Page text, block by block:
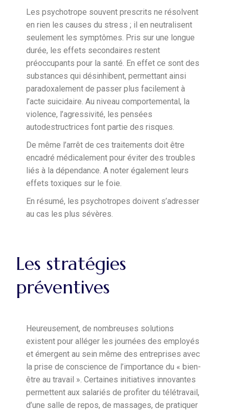
Les psychotrope souvent prescrits ne résolvent
en rien les causes du stress ; il en neutralisent
seulement les symptômes. Pris sur une longue
durée, les effets secondaires restent
préoccupants pour la santé. En effet ce sont des
substances qui désinhibent, permettant ainsi
paradoxalement de passer plus facilement à
l’acte suicidaire. Au niveau comportemental, la
violence, l’agressivité, les pensées
autodestructrices font partie des risques.
De même l’arrêt de ces traitements doit être
encadré médicalement pour éviter des troubles
liés à la dépendance. A noter également leurs
effets toxiques sur le foie.
En résumé, les psychotropes doivent s’adresser
au cas les plus sévères.
Les stratégies
préventives
Heureusement, de nombreuses solutions
existent pour alléger les journées des employés
et émergent au sein même des entreprises avec
la prise de conscience de l’importance du « bien-
être au travail ». Certaines initiatives innovantes
permettent aux salariés de profiter du télétravail,
d’une salle de repos, de massages, de pratiquer